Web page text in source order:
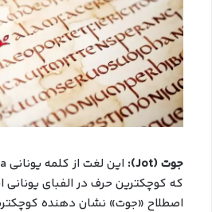
جوت (Jot):
که کوچکترین حرف در الفبای
اصطلاح «جوت» نشان دهنده